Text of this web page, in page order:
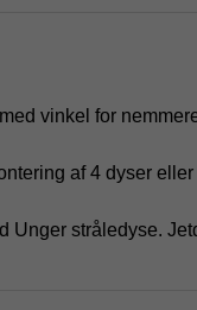
vinkel for
af 4 dyser
Unger stråledyse.